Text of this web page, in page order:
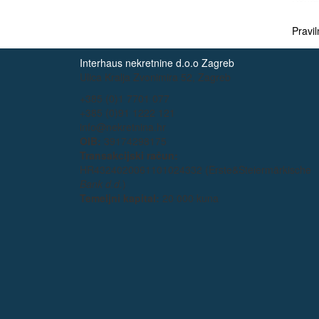
Interhaus nekretnine d.o.o Zagreb
Ulica Kralja Zvonimira 52, Zagreb
+385 (0)1 7701 077
+385 (0)91 1222 121
info@nekretnina.hr
OIB: 39174298175
Transakcijski račun:
HR4324020061101024332 (Erste&Steiermärkische
Bank d.d.)
Temeljni kapital: 20 000 kuna